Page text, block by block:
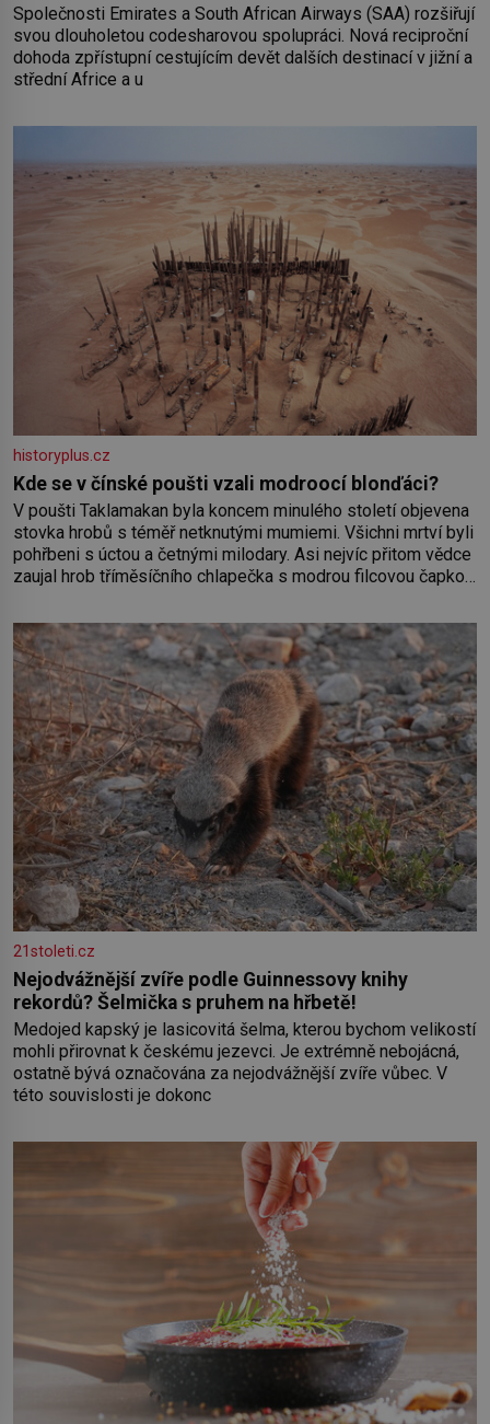
Společnosti Emirates a South African Airways (SAA) rozšiřují
svou dlouholetou codesharovou spolupráci. Nová reciproční
dohoda zpřístupní cestujícím devět dalších destinací v jižní a
střední Africe a u
historyplus.cz
Kde se v čínské poušti vzali modroocí blonďáci?
V poušti Taklamakan byla koncem minulého století objevena
stovka hrobů s téměř netknutými mumiemi. Všichni mrtví byli
pohřbeni s úctou a četnými milodary. Asi nejvíc přitom vědce
zaujal hrob tříměsíčního chlapečka s modrou filcovou čapkou,
nesmírně dobře zachovalá, přičítají odborníci zdejším
klimatickým podmínkám. Sucho, prosolené písky a extrémně
21stoleti.cz
Nejodvážnější zvíře podle Guinnessovy knihy
rekordů? Šelmička s pruhem na hřbetě!
Medojed kapský je lasicovitá šelma, kterou bychom velikostí
mohli přirovnat k českému jezevci. Je extrémně nebojácná,
ostatně bývá označována za nejodvážnější zvíře vůbec. V
této souvislosti je dokonc